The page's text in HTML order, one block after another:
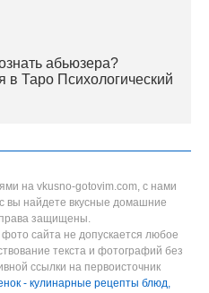
абьюзера?
Таро Психологический
на vkusno-gotovim.com, с нами
вы найдете вкусные домашние
защищены.
сайта не допускается любое
текста и фотографий без
ссылки на первоисточник
- кулинарные рецепты блюд,